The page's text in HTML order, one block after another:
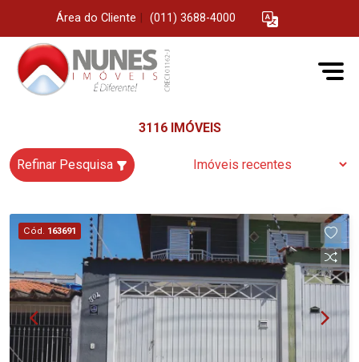
Área do Cliente (011) 3688-4000
3116 IMÓVEIS
Refinar Pesquisa
Cód. 163691